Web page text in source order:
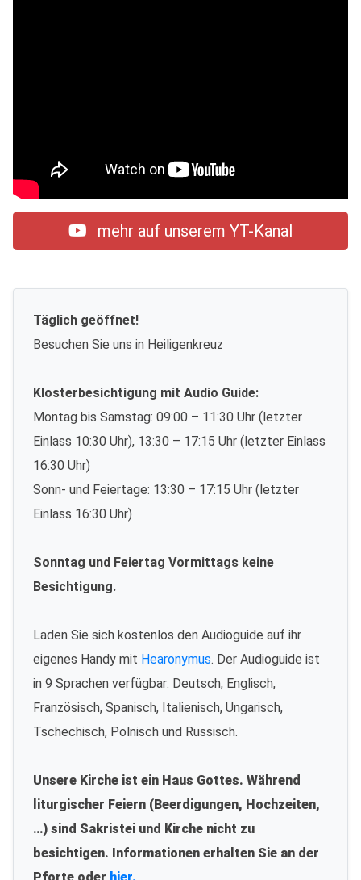
mehr auf unserem YT-Kanal
Täglich geöffnet!
Besuchen Sie uns in Heiligenkreuz
Klosterbesichtigung mit Audio Guide:
Montag bis Samstag: 09:00 – 11:30 Uhr (letzter
Einlass 10:30 Uhr), 13:30 – 17:15 Uhr (letzter Einlass
16:30 Uhr)
Sonn- und Feiertage: 13:30 – 17:15 Uhr (letzter
Einlass 16:30 Uhr)
Sonntag und Feiertag Vormittags keine
Besichtigung.
Laden Sie sich kostenlos den Audioguide auf ihr
eigenes Handy mit Hearonymus. Der Audioguide ist
in 9 Sprachen verfügbar: Deutsch, Englisch,
Französisch, Spanisch, Italienisch, Ungarisch,
Tschechisch, Polnisch und Russisch.
Unsere Kirche ist ein Haus Gottes. Während
liturgischer Feiern (Beerdigungen, Hochzeiten,
…) sind Sakristei und Kirche nicht zu
besichtigen. Informationen erhalten Sie an der